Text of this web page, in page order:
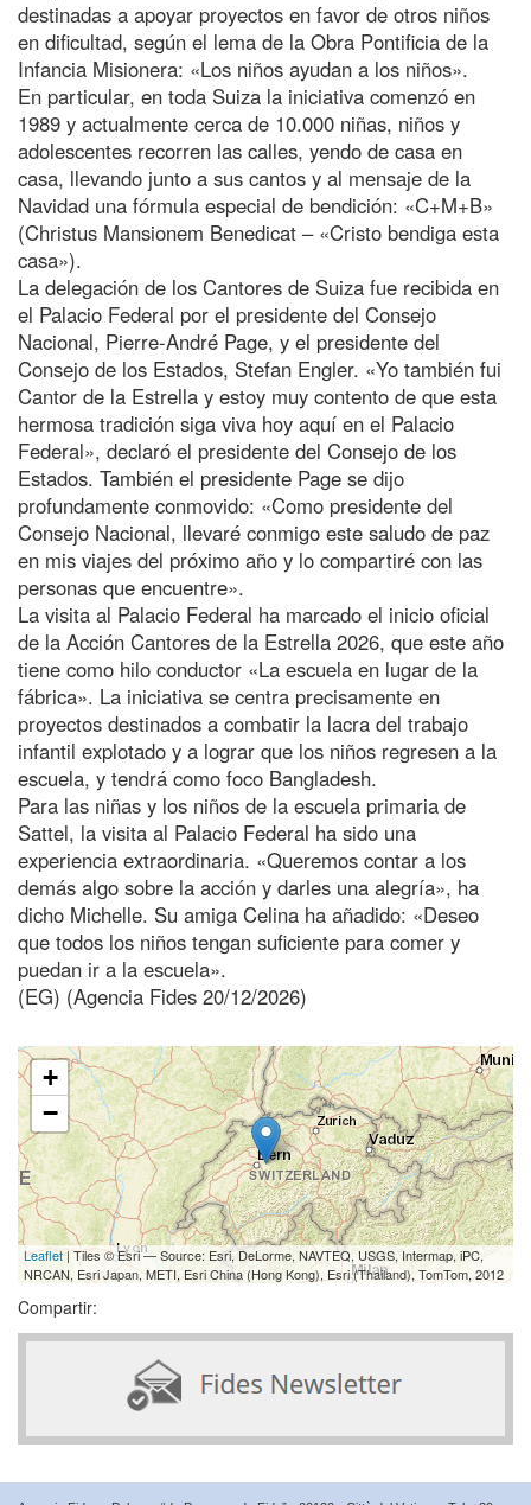
destinadas a apoyar proyectos en favor de otros niños
en dificultad, según el lema de la Obra Pontificia de la
Infancia Misionera: «Los niños ayudan a los niños».
En particular, en toda Suiza la iniciativa comenzó en
1989 y actualmente cerca de 10.000 niñas, niños y
adolescentes recorren las calles, yendo de casa en
casa, llevando junto a sus cantos y al mensaje de la
Navidad una fórmula especial de bendición: «C+M+B»
(Christus Mansionem Benedicat – «Cristo bendiga esta
casa»).
La delegación de los Cantores de Suiza fue recibida en
el Palacio Federal por el presidente del Consejo
Nacional, Pierre-André Page, y el presidente del
Consejo de los Estados, Stefan Engler. «Yo también fui
Cantor de la Estrella y estoy muy contento de que esta
hermosa tradición siga viva hoy aquí en el Palacio
Federal», declaró el presidente del Consejo de los
Estados. También el presidente Page se dijo
profundamente conmovido: «Como presidente del
Consejo Nacional, llevaré conmigo este saludo de paz
en mis viajes del próximo año y lo compartiré con las
personas que encuentre».
La visita al Palacio Federal ha marcado el inicio oficial
de la Acción Cantores de la Estrella 2026, que este año
tiene como hilo conductor «La escuela en lugar de la
fábrica». La iniciativa se centra precisamente en
proyectos destinados a combatir la lacra del trabajo
infantil explotado y a lograr que los niños regresen a la
escuela, y tendrá como foco Bangladesh.
Para las niñas y los niños de la escuela primaria de
Sattel, la visita al Palacio Federal ha sido una
experiencia extraordinaria. «Queremos contar a los
demás algo sobre la acción y darles una alegría», ha
dicho Michelle. Su amiga Celina ha añadido: «Deseo
que todos los niños tengan suficiente para comer y
puedan ir a la escuela».
(EG) (Agencia Fides 20/12/2026)
+
−
Leaflet | Tiles © Esri — Source: Esri, DeLorme, NAVTEQ, USGS, Intermap, iPC,
NRCAN, Esri Japan, METI, Esri China (Hong Kong), Esri (Thailand), TomTom, 2012
Compartir: